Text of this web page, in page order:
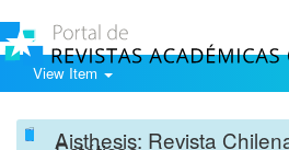
View Item
Aisthesis: Revista